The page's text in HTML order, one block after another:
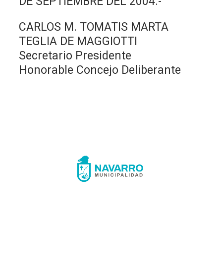
CARLOS M. TOMATIS MARTA
TEGLIA DE MAGGIOTTI
Secretario Presidente
Honorable Concejo Deliberante